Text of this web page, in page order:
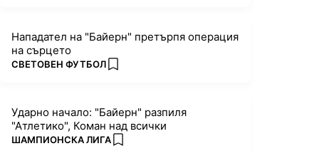
Нападател на "Байерн" претърпя операция
на сърцето
ПОВЕЧЕ ОТ
СВЕТОВЕН ФУТБОЛ add favorites
Ударно начало: "Байерн" разпиля
"Атлетико", Коман над всички
ПОВЕЧЕ ОТ
ШАМПИОНСКА ЛИГА add favorites